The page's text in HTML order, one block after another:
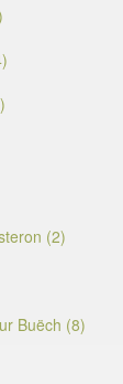
(2)
Buëch (8)